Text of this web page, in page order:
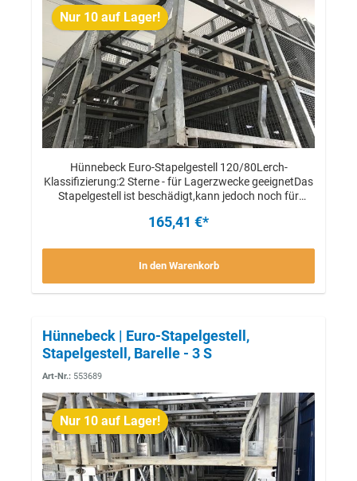
Nur 10 auf Lager!
Hünnebeck Euro-Stapelgestell 120/80Lerch-
Klassifizierung:2 Sterne - für Lagerzwecke geeignetDas
Stapelgestell ist beschädigt,kann jedoch noch für
Kran o.ä. ist nicht mehr möglich.Stückpreis
165,41 €*
In den Warenkorb
Nur 10 auf Lager!
Hünnebeck | Euro-Stapelgestell,
Stapelgestell, Barelle - 3 S
Art-Nr.: 553689